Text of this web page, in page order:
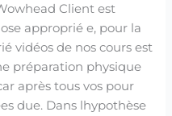
Client est
approprié e, pour la
vidéos de nos cours est
préparation physique
après tous vos pour
due. Dans lhypothèse